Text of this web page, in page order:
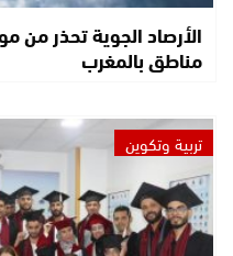
الأرصاد الجوية تحذر
مناطق بالمغرب
تربية وتكوين